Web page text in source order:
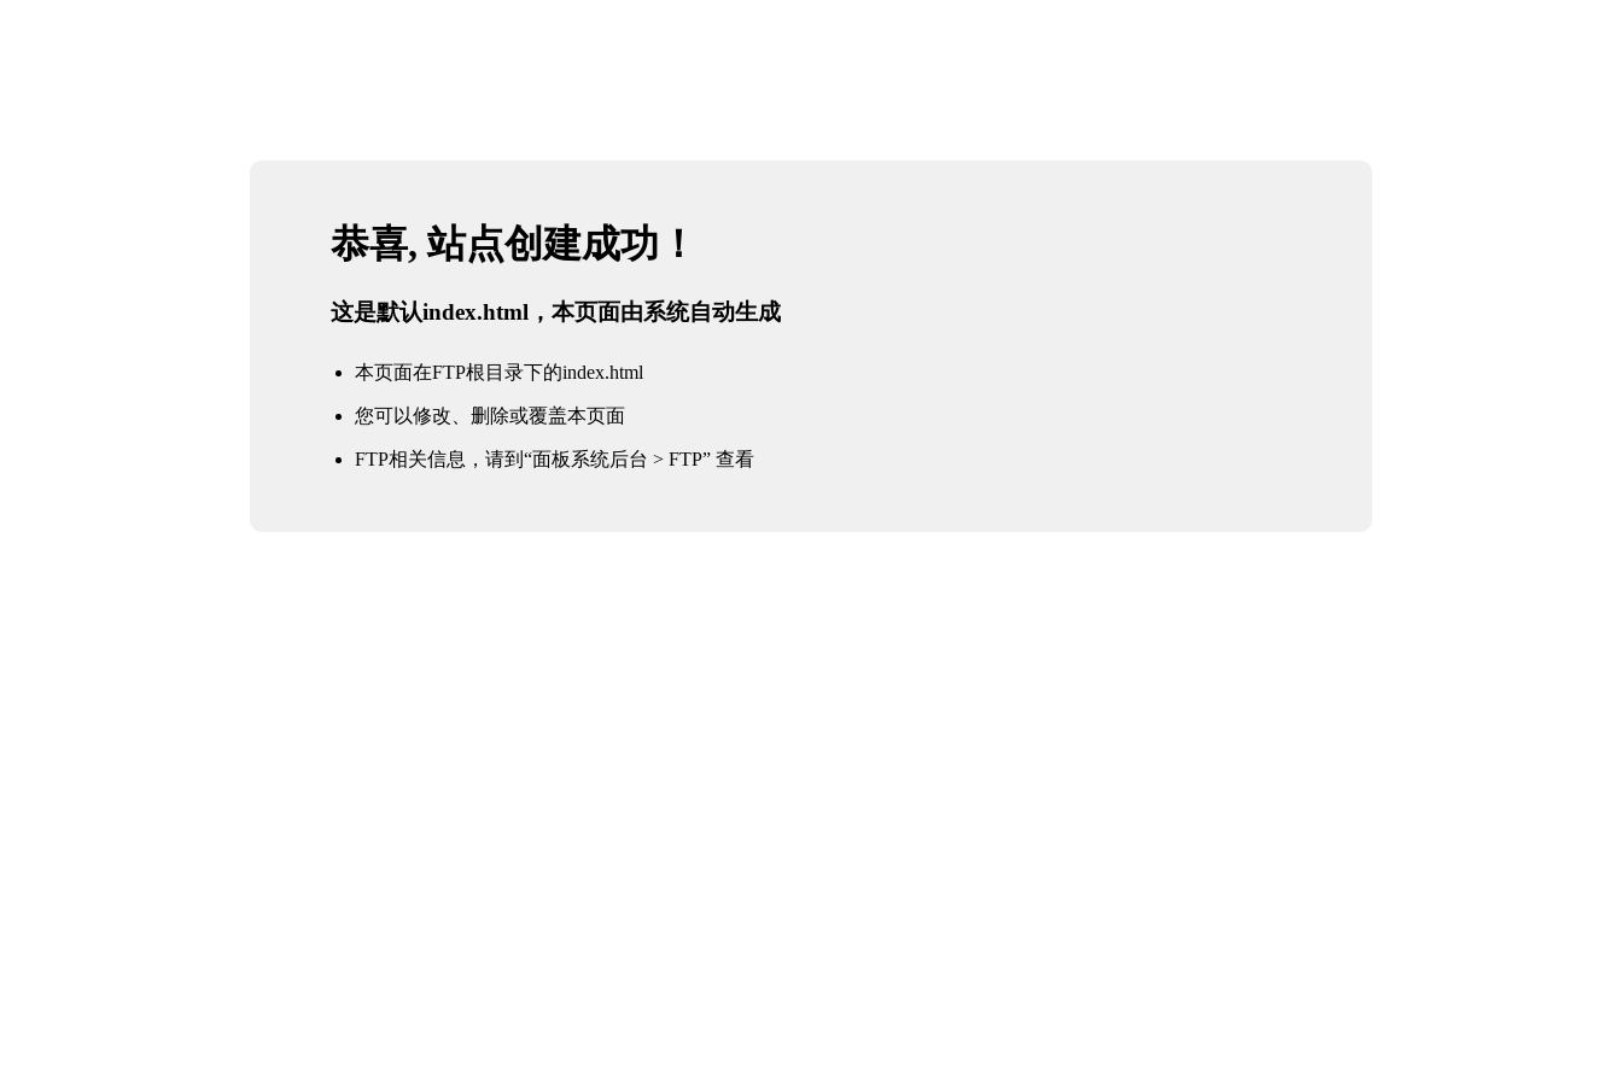
恭喜, 站点创建成功！
这是默认index.html，本页面由系统自动生成
本页面在FTP根目录下的index.html
您可以修改、删除或覆盖本页面
FTP相关信息，请到“面板系统后台 > FTP” 查看